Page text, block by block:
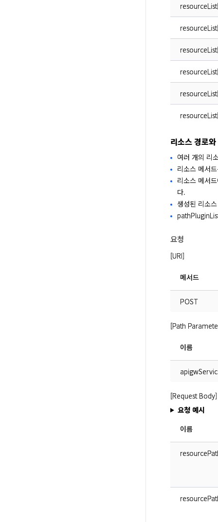
리소스 경로
여러 개의 리
리소스 메서
리소스 메서
다.
생성된 리소
요청
[URI]
메서드
POST
[Path
이름
[Request Body]
요청 예시
이름